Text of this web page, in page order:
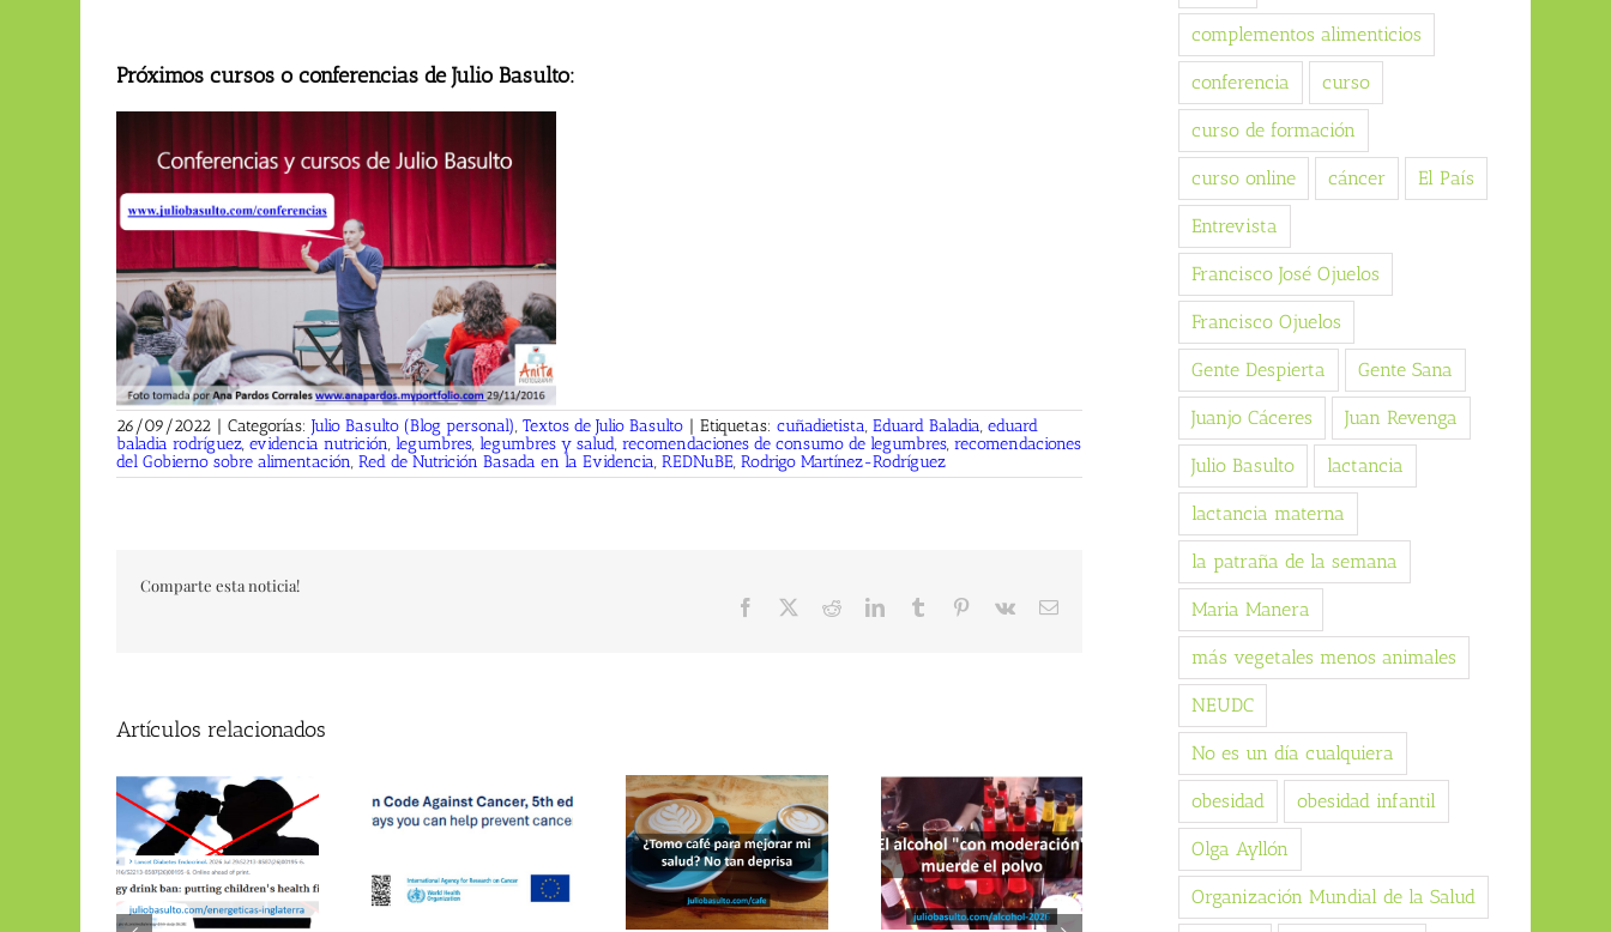
Próximos cursos o conferencias de Julio Basulto:
26/09/2022 | Categorías: Julio Basulto (Blog personal), Textos de Julio Basulto | Etiquetas: cuñadietista, Eduard Baladia, eduard
baladia rodríguez, evidencia nutrición, legumbres, legumbres y salud, recomendaciones de consumo de legumbres, recomendaciones
del Gobierno sobre alimentación, Red de Nutrición Basada en la Evidencia, REDNuBE, Rodrigo Martínez-Rodríguez
Comparte esta noticia!
Facebook RedditLinkedInTumblr Pinterest
Vk
Correo
Artículos relacionados
complementos alimenticios
conferencia curso
curso de formación
curso online cáncer El País
Entrevista
Francisco José Ojuelos
Francisco Ojuelos
Gente Despierta Gente Sana
Juanjo Cáceres Juan Revenga
Julio Basulto lactancia
lactancia materna
la patraña de la semana
Maria Manera
más vegetales menos animales
NEUDC
No es un día cualquiera
obesidad obesidad infantil
Olga Ayllón
Organización Mundial de la Salud